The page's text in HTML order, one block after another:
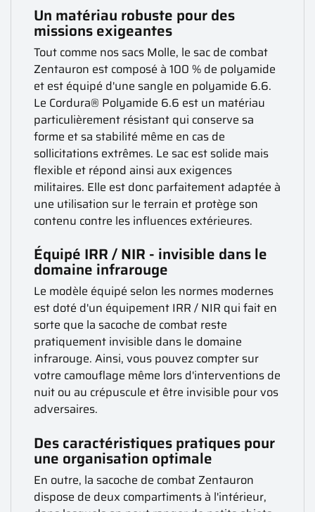
Un matériau robuste pour des
missions exigeantes
Tout comme nos sacs Molle, le sac de combat
Zentauron est composé à 100 % de polyamide
et est équipé d'une sangle en polyamide 6.6.
Le Cordura® Polyamide 6.6 est un matériau
particulièrement résistant qui conserve sa
forme et sa stabilité même en cas de
sollicitations extrêmes. Le sac est solide mais
flexible et répond ainsi aux exigences
militaires. Elle est donc parfaitement adaptée à
une utilisation sur le terrain et protège son
contenu contre les influences extérieures.
Équipé IRR / NIR - invisible dans le
domaine infrarouge
Le modèle équipé selon les normes modernes
est doté d'un équipement IRR / NIR qui fait en
sorte que la sacoche de combat reste
pratiquement invisible dans le domaine
infrarouge. Ainsi, vous pouvez compter sur
votre camouflage même lors d'interventions de
nuit ou au crépuscule et être invisible pour vos
adversaires.
Des caractéristiques pratiques pour
une organisation optimale
En outre, la sacoche de combat Zentauron
dispose de deux compartiments à l'intérieur,